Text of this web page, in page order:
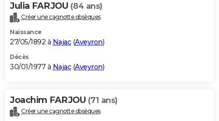
Julia FARJOU (84 ans)
Créer une cagnotte obsèques
Naissance
27/05/1892 à Najac(Aveyron)
Décès
30/01/1977 à Najac(Aveyron)
Joachim FARJOU (71 ans)
Créer une cagnotte obsèques